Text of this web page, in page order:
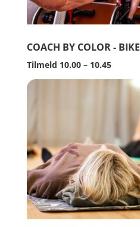
COACH BY COLOR - BIKE
Tilmeld 10.00 – 10.45